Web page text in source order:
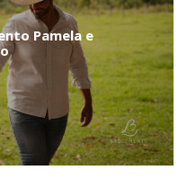
Pamela e